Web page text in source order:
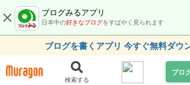
ブログみるアプリ
日本中の好きなブログをすばやく見られます
ブログを書くアプリ 今すぐ無料ダウ
検索する
ブロ